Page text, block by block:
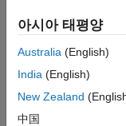
st =
Stateflow 편집
아시아 태평양
Australia (English)
India (English)
New Zealand
中国